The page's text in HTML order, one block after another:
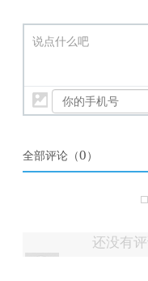
说点什么吧
全部评论（0 ）
还没有